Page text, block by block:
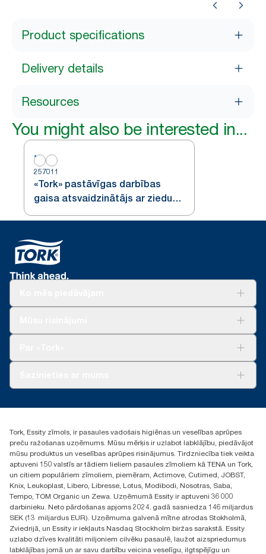
Product specifications
Delivery details
Resources
You might also be interested in...
257011
«Tork» pastāvīgas darbības
gaisa atsvaidzinātājs ar ziedu
aromātu
+371 29141799
Atrast izplatītāju
Ulbrokas street 19A
Riga, Latvija
LV-1028
Tork, Essity zīmols, ir pasaules vadošais higiēnas un veselības aprūpes
preču ražošanas uzņēmums. Mūsu mērķis ir uzlabot labklājību, piedāvājot
mūsu produktus un veselības aprūpes risinājumus. Tirdzniecība tiek veikta
aptuveni 150 valstīs ar tādiem lieliem pasaules zīmoliem kā TENA un Tork,
un citiem populāriem zīmoliem, piemēram, Actimove, Cutimed, JOBST,
Knix, Leukoplast, Libero, Libresse, Lotus, Modibodi, Nosotras, Saba,
Tempo, TOM Organic un Zewa. Uzņēmumā Essity ir aptuveni 36 000
darbinieku. Neto pārdošanas apjoms 2024. gadā sasniedza 146 miljardus
SEK (13 miljardus EUR). Uzņēmuma galvenā mītne atrodas Stokholmā,
Zviedrijā, un Essity ir iekļauts Nasdaq Stockholm biržas sarakstā. Essity
uzlabo dzīves kvalitāti miljoniem cilvēku pasaulē, laužot aizspriedumus
labklājības jomā un ar savu darbību veicina veselīgu, ilgtspējīgu un